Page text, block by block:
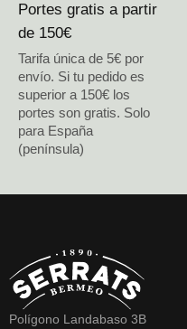
Portes gratis a partir
de 150€
Tarifa única de 5€ por
envío. Si tu pedido es
superior a 150€ los
portes son gratis. Solo
para España
(península)
Polígono Landabaso 3B